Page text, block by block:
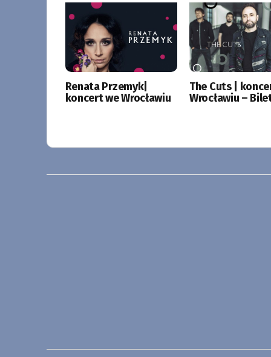
Renata Przemyk|
koncert we Wrocławiu
The Cuts |
Wrocławiu –